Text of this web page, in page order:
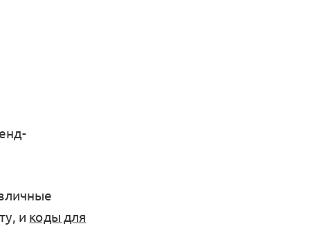
и коды для